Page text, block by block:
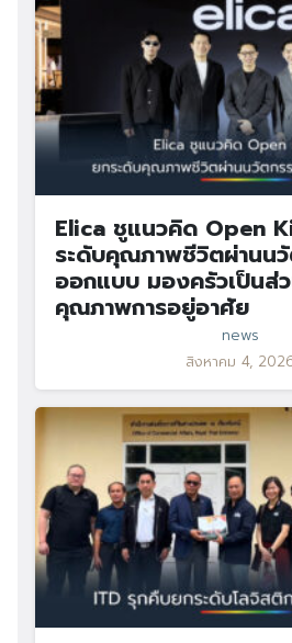
Elica ชูแนวคิด Open
ระดับคุณภาพชีวิตผ่านนวั
ออกแบบ มองครัวเป็นส่
คุณภาพการอยู่อาศัย
news
สิงหาคม 4,